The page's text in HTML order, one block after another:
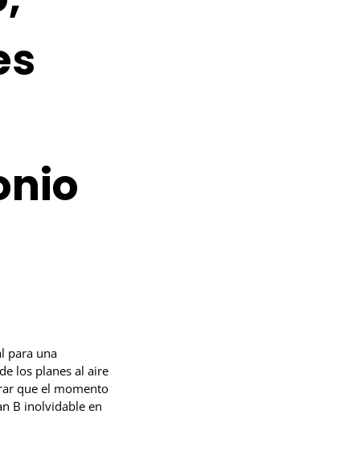
para una
los planes al aire
que el momento
B inolvidable en